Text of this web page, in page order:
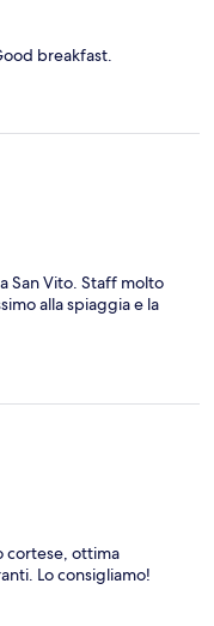
breakfast.
San Vito. Staff molto
alla spiaggia e la
cortese, ottima
Lo consigliamo!